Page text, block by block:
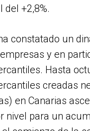
del +2,8%.
constatado un
y en
Hasta
creadas
en Canarias
nivel para un